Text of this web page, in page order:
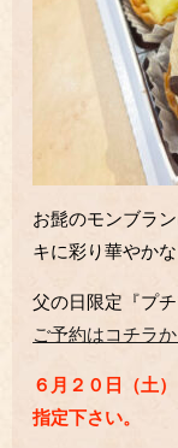
お髭のモンブラ
キに彩り華やか
父の日限定『プ
ご予約はコチラ
６月２０日（土
指定下さい。